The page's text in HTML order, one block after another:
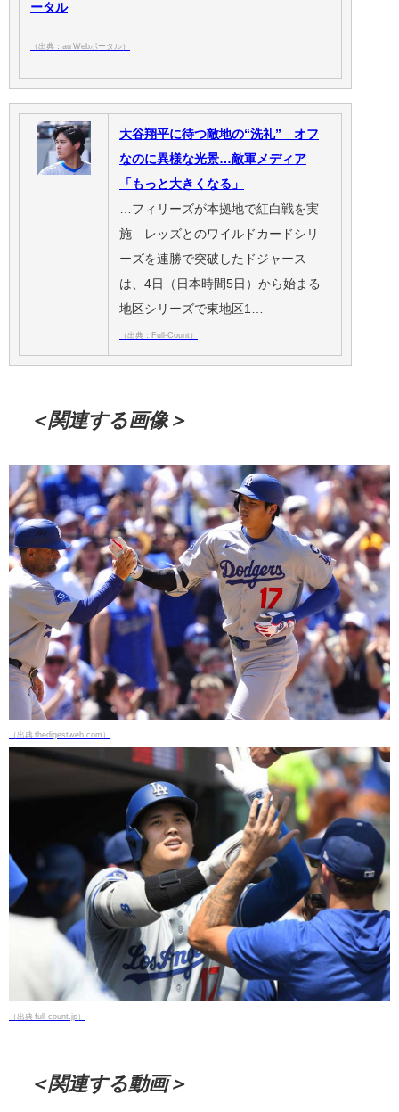
ータル
（出典：au Webポータル）
大谷翔平に待つ敵地の“洗礼” オフ
なのに異様な光景…敵軍メディア
「もっと大きくなる」
…フィリーズが本拠地で紅白戦を実
施 レッズとのワイルドカードシリ
ーズを連勝で突破したドジャース
は、4日（日本時間5日）から始まる
地区シリーズで東地区1…
（出典：Full-Count）
＜関連する画像＞
（出典 thedigestweb.com）
（出典 full-count.jp）
＜関連する動画＞